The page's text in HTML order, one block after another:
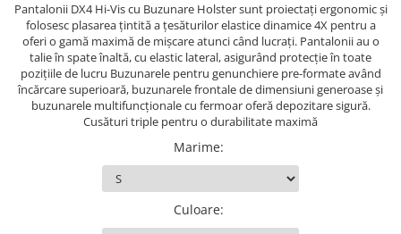
Accesorii rezistente la flacără
Combinezoane
Hanorace
Jachete
Pantaloni
Salopete cu pieptar
îmbrăcăminte pentru damă
Rezistent la flacăra
Pantalonii DX4 Hi-Vis cu Buzunare Holster sunt proiectați ergonomic și
folosesc plasarea țintită a țesăturilor elastice dinamice 4X pentru a
oferi o gamă maximă de mișcare atunci când lucrați. Pantalonii au o
talie în spate înaltă, cu elastic lateral, asigurând protecție în toate
pozițiile de lucru Buzunarele pentru genunchiere pre-formate având
încărcare superioară, buzunarele frontale de dimensiuni generoase și
buzunarele multifuncționale cu fermoar oferă depozitare sigură.
Cusături triple pentru o durabilitate maximă
Marime:
Culoare: